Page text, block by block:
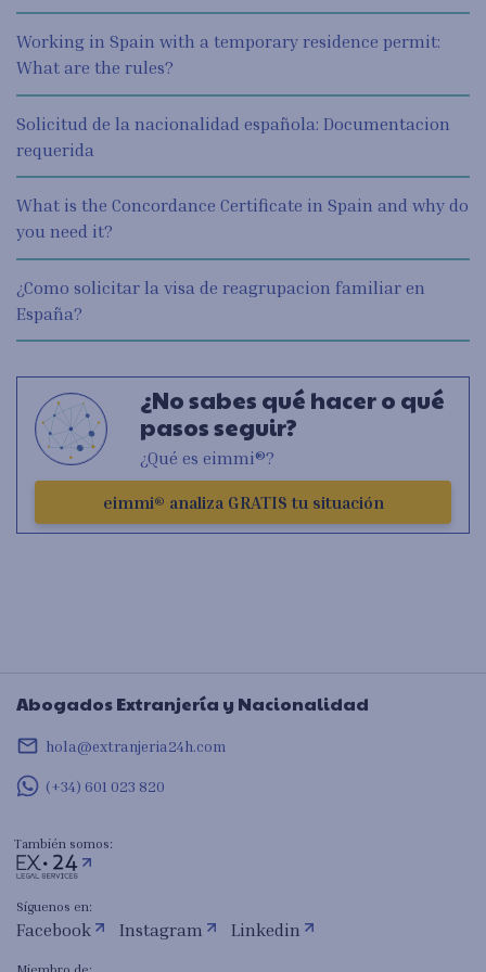
Working in Spain with a temporary residence permit:
What are the rules?
Solicitud de la nacionalidad española: Documentacion
requerida
What is the Concordance Certificate in Spain and why do
you need it?
¿Como solicitar la visa de reagrupacion familiar en
España?
¿No sabes qué hacer o qué
pasos seguir?
¿Qué es eimmi®?
eimmi® analiza GRATIS tu situación
Abogados Extranjería y Nacionalidad
mail_outline hola@extranjeria24h.com
(+34) 601 023 820
También somos:
Síguenos en:
Facebook Instagram Linkedin